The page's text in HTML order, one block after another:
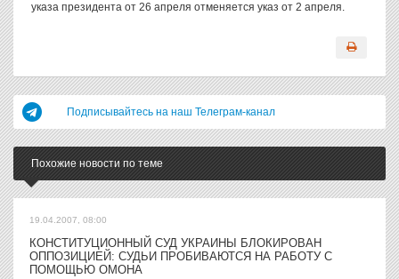
указа президента от 26 апреля отменяется указ от 2 апреля.
Подписывайтесь на наш Телеграм-канал
Похожие новости по теме
19.04.2007, 08:00
КОНСТИТУЦИОННЫЙ СУД УКРАИНЫ БЛОКИРОВАН
ОППОЗИЦИЕЙ: СУДЬИ ПРОБИВАЮТСЯ НА РАБОТУ С
ПОМОЩЬЮ ОМОНА